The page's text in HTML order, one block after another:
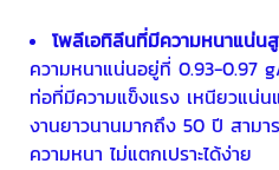
โพลีเอทิลีนที่มีความหนาแน่นสู
ความหนาแน่นอยู่ที่ 0.93-0.97
ท่อที่มีความแข็งแรง เหนียวแน่น
งานยาวนานมากถึง 50 ปี สามา
ความหนา ไม่แตกเปราะได้ง่าย